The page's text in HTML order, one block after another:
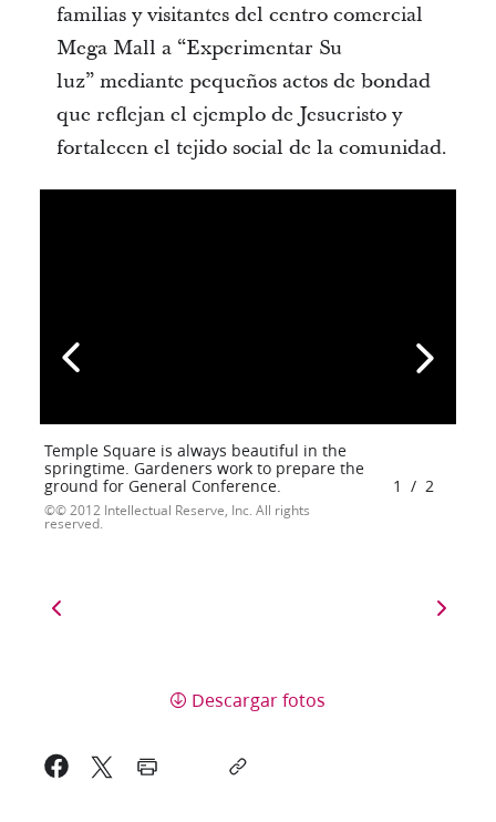
familias y visitantes del centro comercial
Mega Mall a “Experimentar Su
luz” mediante pequeños actos de bondad
que reflejan el ejemplo de Jesucristo y
fortalecen el tejido social de la comunidad.
Temple Square is always beautiful in the
springtime. Gardeners work to prepare the
ground for General Conference.
© 2012 Intellectual Reserve, Inc. All rights
reserved.
1 / 2
Descargar fotos